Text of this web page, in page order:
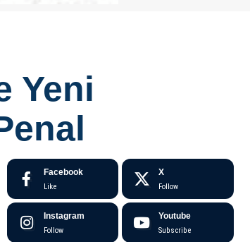
Yeni
Facebook
Like
X
Follow
Instagram
Follow
Youtube
Subscribe